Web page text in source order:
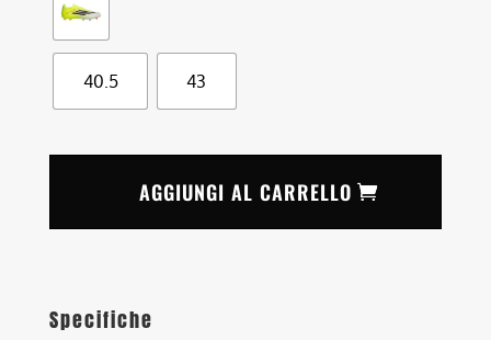
40.5 43
AGGIUNGI AL CARRELLO
Specifiche